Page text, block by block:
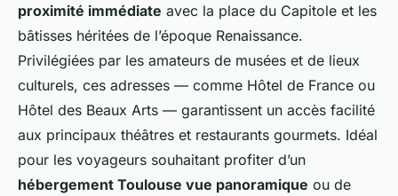
proximité immédiate avec la place du Capitole et les
bâtisses héritées de l’époque Renaissance.
Privilégiées par les amateurs de musées et de lieux
culturels, ces adresses — comme Hôtel de France ou
Hôtel des Beaux Arts — garantissent un accès facilité
aux principaux théâtres et restaurants gourmets. Idéal
pour les voyageurs souhaitant profiter d’un
hébergement Toulouse vue panoramique ou de